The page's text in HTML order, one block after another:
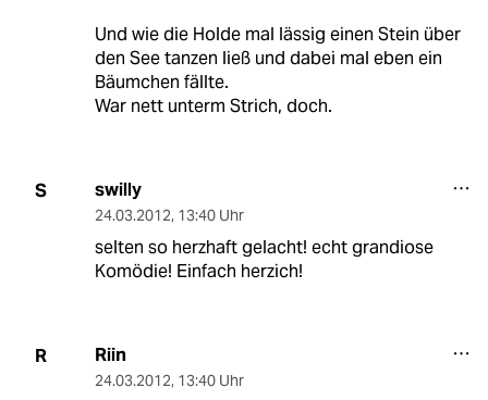
Und wie die Holde mal lässig einen Stein über
den See tanzen ließ und dabei mal eben ein
Bäumchen fällte.
War nett unterm Strich, doch.
S swilly
24.03.2012, 13:40 Uhr
selten so herzhaft gelacht! echt grandiose
Komödie! Einfach herzich!
R Riin
24.03.2012, 13:40 Uhr